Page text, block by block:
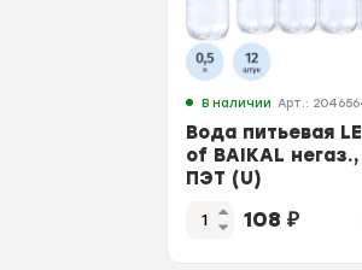
В наличии Арт.:
Вода питьевая
of BAIKAL
ПЭТ (U)
108 ₽